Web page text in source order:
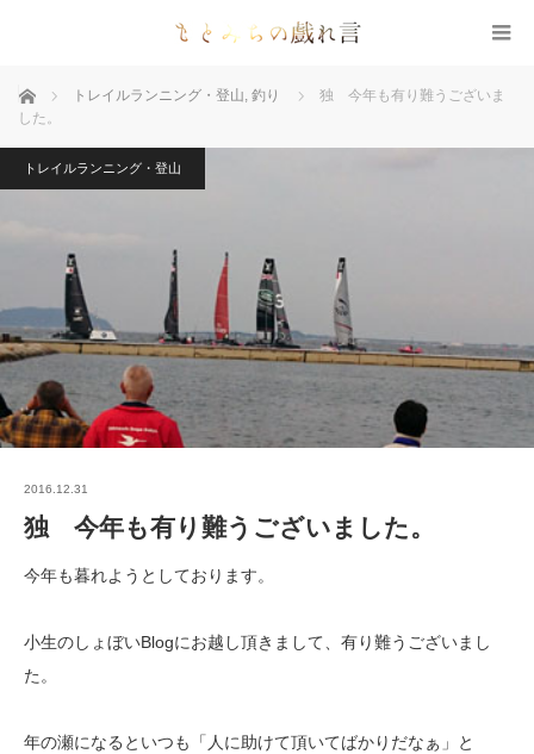
ホーム トレイルランニング・登山, 釣り
独 今年も有り難うございま
した。
トレイルランニング・登山
2016.12.31
独 今年も有り難うございました。
今年も暮れようとしております。
小生のしょぼいBlogにお越し頂きまして、有り難うございまし
た。
年の瀬になるといつも「人に助けて頂いてばかりだなぁ」と